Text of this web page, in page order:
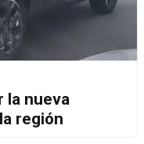
la nueva
región